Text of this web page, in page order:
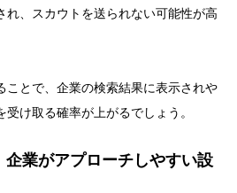
れ、スカウトを送られない可能性が高
ことで、企業の検索結果に表示されや
け取る確率が上がるでしょう。
業がアプローチしやすい設